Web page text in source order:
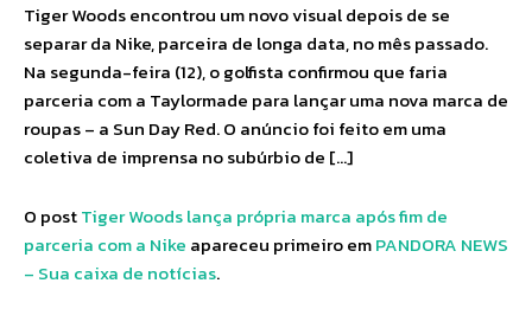
Tiger Woods encontrou um novo visual depois de se
separar da Nike, parceira de longa data, no mês passado.
Na segunda-feira (12), o golfista confirmou que faria
parceria com a Taylormade para lançar uma nova marca de
roupas – a Sun Day Red. O anúncio foi feito em uma
coletiva de imprensa no subúrbio de […]
O postTiger Woods lança própria marca após fim de
parceria com a Nike apareceu primeiro emPANDORA NEWS
– Sua caixa de notícias.